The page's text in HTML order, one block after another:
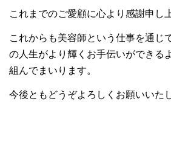
これまでのご愛顧に心より感謝申し
これからも美容師という仕事を通じ
の人生がより輝くお手伝いができる
組んでまいります。
今後ともどうぞよろしくお願いいた